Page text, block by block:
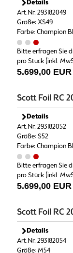
Details
Art.Nr. 293182049
Größe: XS49
Farbe: Champion
Bitte erfragen Sie
pro Stück (inkl.
5.699,00 EUR
Scott Foil RC
Details
Art.Nr. 293182052
Größe: S52
Farbe: Champion
Bitte erfragen Sie
pro Stück (inkl.
5.699,00 EUR
Scott Foil RC
Details
Art.Nr. 293182054
Größe: M54